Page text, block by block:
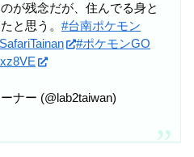
が残念だが、住んでる身と
と思う。 #台南ポケモン
#ポケモンGO
ナー (@lab2taiwan)